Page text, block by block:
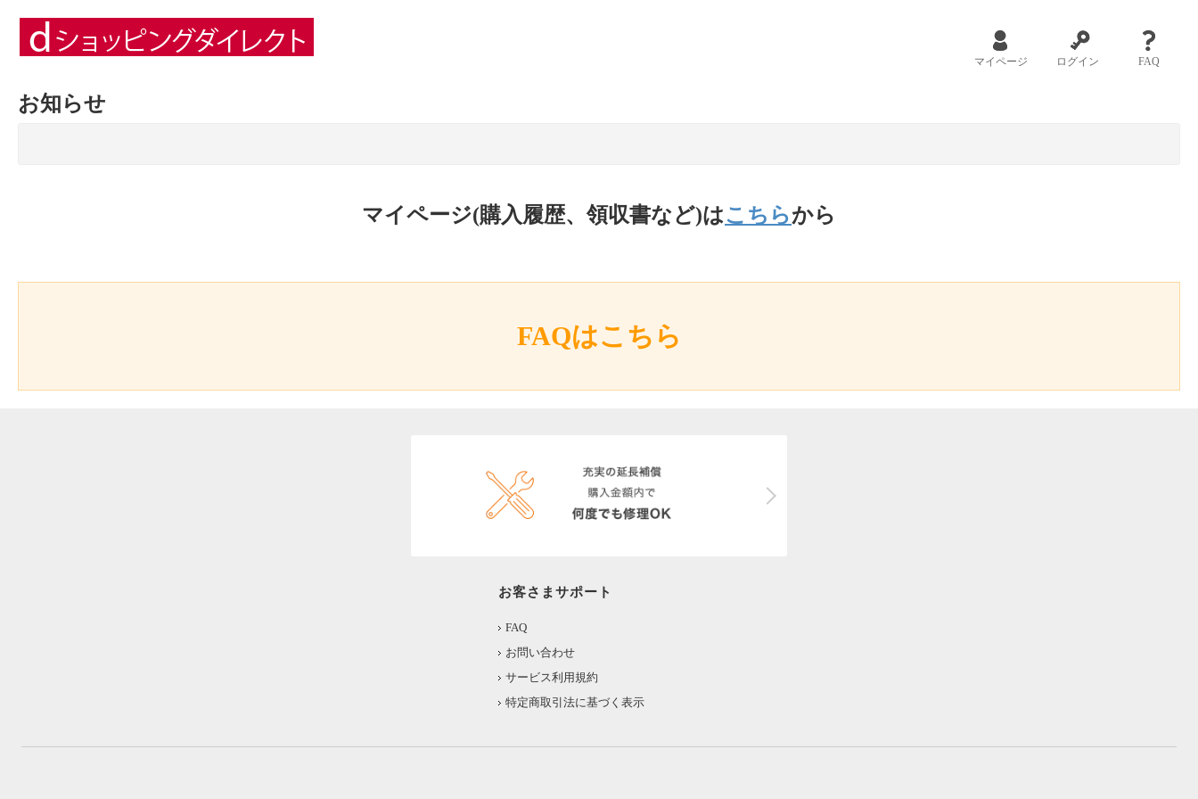
マイページ ログイン FAQ
お知らせ
マイページ(購入履歴、領収書など)はこちらから
FAQはこちら
お客さまサポート
FAQ
お問い合わせ
サービス利用規約
特定商取引法に基づく表示